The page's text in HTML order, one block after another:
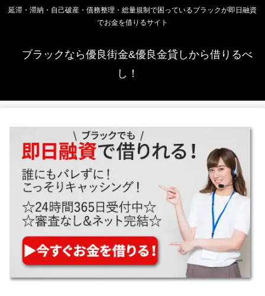
延滞・滞納・自己破産・債務整理・総量規制で困っているブラックが即日融資
でお金を借りるサイト
ブラックなら優良街金&優良金貸しから借りるべ
し！